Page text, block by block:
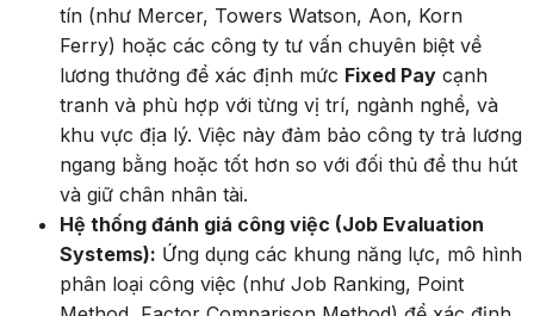
tín (như Mercer, Towers Watson, Aon, Korn
Ferry) hoặc các công ty tư vấn chuyên biệt về
lương thưởng để xác định mức Fixed Pay cạnh
tranh và phù hợp với từng vị trí, ngành nghề, và
khu vực địa lý. Việc này đảm bảo công ty trả lương
ngang bằng hoặc tốt hơn so với đối thủ để thu hút
và giữ chân nhân tài.
Hệ thống đánh giá công việc (Job Evaluation
Systems): Ứng dụng các khung năng lực, mô hình
phân loại công việc (như Job Ranking, Point